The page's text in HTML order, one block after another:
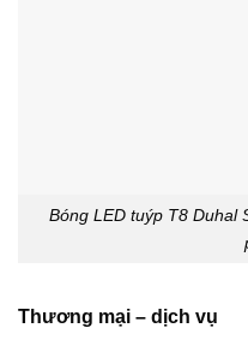
Bóng LED tuýp T8 Duhal
Thương mại – dịch vụ